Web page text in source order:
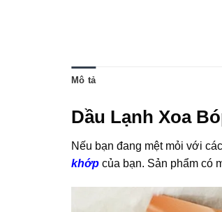
Mô tả
Dầu Lạnh Xoa
Nếu bạn đang mệt mỏi với
khớp của bạn. Sản phẩm có